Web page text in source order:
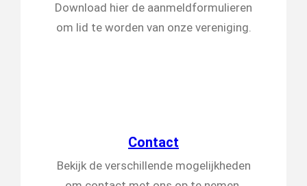
Download hier de aanmeldformulieren
om lid te worden van onze vereniging.
Contact
Bekijk de verschillende mogelijkheden